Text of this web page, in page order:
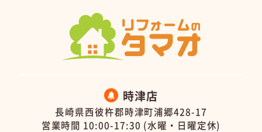
時津店
長崎県西彼杵郡時津町浦郷428-17
営業時間 10:00-17:30 (水曜・日曜定休)